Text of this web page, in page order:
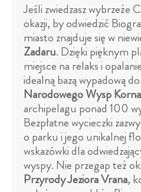
Jeśli zwiedzasz wybrzeże
okazji, by odwiedzić
miasto znajduje się w
Zadaru. Dzięki pięknym
miejsce na relaks i
idealną bazą wypadową
Narodowego Wysp
archipelagu ponad 100
Bezpłatne wycieczki
o parku i jego unikalnej
wskazówki dla
wyspy. Nie przegap też
Przyrody Jeziora Vrana,